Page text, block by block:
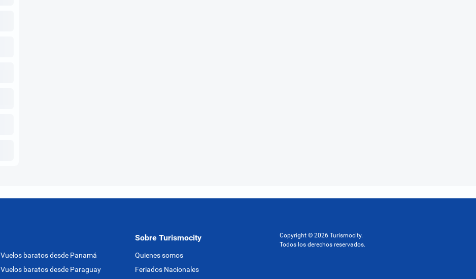
Vuelos baratos desde Panamá
Vuelos baratos desde Paraguay
Sobre Turismocity
Quienes somos
Feriados Nacionales
Copyright © 2026 Turismocity.
Todos los derechos reservados.